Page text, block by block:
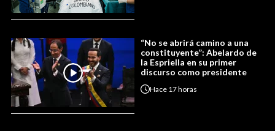
“No se abrirá camino a una
constituyente”: Abelardo de
la Espriella en su primer
discurso como presidente
Hace 17 horas